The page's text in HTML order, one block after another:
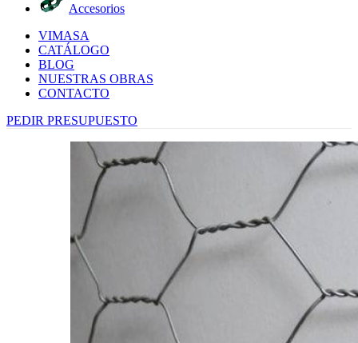
Accesorios
VIMASA
CATÁLOGO
BLOG
NUESTRAS OBRAS
CONTACTO
PEDIR PRESUPUESTO